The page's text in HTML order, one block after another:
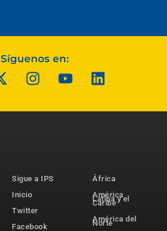
Síguenos en:
Sigue a IPS
Inicio
Twitter
Facebook
África
América
Latina y el
Caribe
América del
Norte